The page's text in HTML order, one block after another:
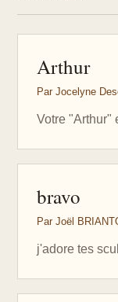
Arthur
Par Jocelyne
Votre "Arthur"
bravo
Par Joël
j'adore tes